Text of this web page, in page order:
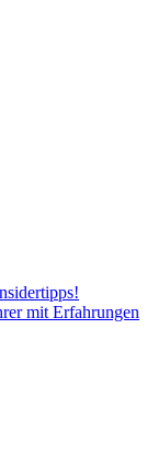
mit Erfahrungen